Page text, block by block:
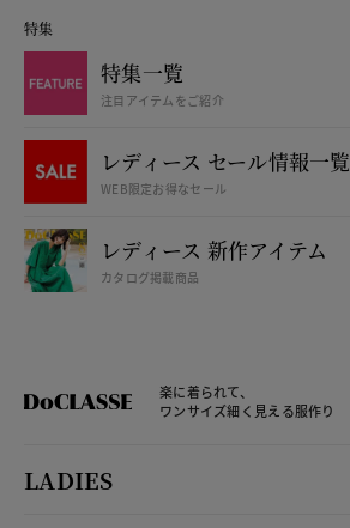
特集
特集一覧
注目アイテムをご紹介
レディース セール情報一覧
WEB限定お得なセール
レディース 新作アイテム
カタログ掲載商品
楽に着られて、
ワンサイズ細く見える服作り
LADIES